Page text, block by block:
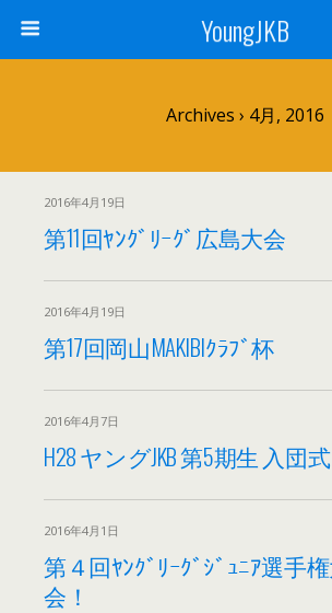
YoungJKB
Archives › 4月, 2016
2016年4月19日
第11回ﾔﾝｸﾞﾘｰｸﾞ広島大会
2016年4月19日
第17回岡山MAKIBIｸﾗﾌﾞ杯
2016年4月7日
H28 ヤングJKB 第5期生 入団式
2016年4月1日
第４回ﾔﾝｸﾞﾘｰｸﾞｼﾞｭﾆｱ選手
会！